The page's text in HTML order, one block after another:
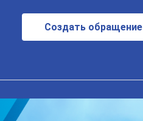
Создать обращение